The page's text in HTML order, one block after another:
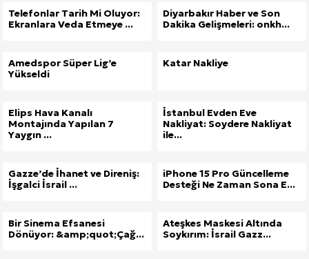
Telefonlar Tarih Mi Oluyor:
Ekranlara Veda Etmeye ...
Diyarbakır Haber ve Son
Dakika Gelişmeleri: onkh...
Amedspor Süper Lig’e
Yükseldi
Katar Nakliye
Elips Hava Kanalı
Montajında Yapılan 7
Yaygın ...
İstanbul Evden Eve
Nakliyat: Soydere Nakliyat
ile...
Gazze’de İhanet ve Direniş:
İşgalci İsrail ...
iPhone 15 Pro Güncelleme
Desteği Ne Zaman Sona E...
Bir Sinema Efsanesi
Dönüyor: &amp;quot;Çağ...
Ateşkes Maskesi Altında
Soykırım: İsrail Gazz...